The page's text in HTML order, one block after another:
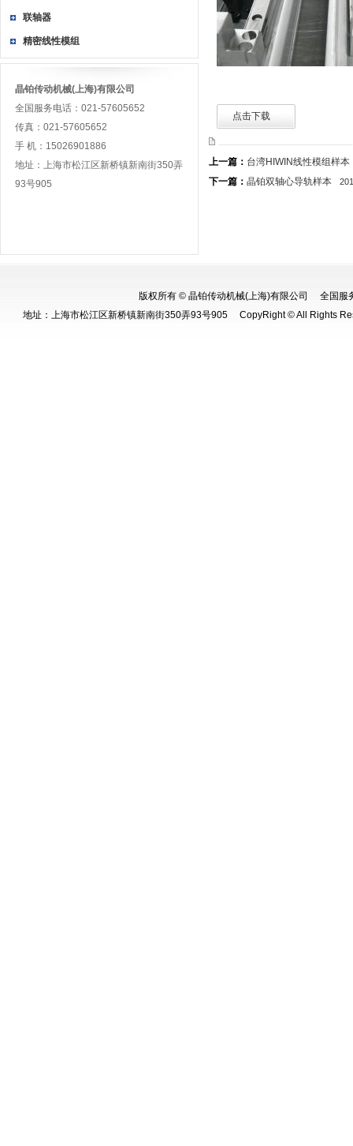
联轴器
精密线性模组
晶铂传动机械(上海)有限公司
全国服务电话：021-57605652
传真：021-57605652
手 机：15026901886
地址：上海市松江区新桥镇新南街350弄
93号905
点击下载
上一篇： 台湾HIWIN线性模组样本
下一篇： 晶铂双轴心导轨样本
版权所有 © 晶铂传动机械(上海)有限公司 全国
地址：上海市松江区新桥镇新南街350弄93号905 CopyRight © All Rights